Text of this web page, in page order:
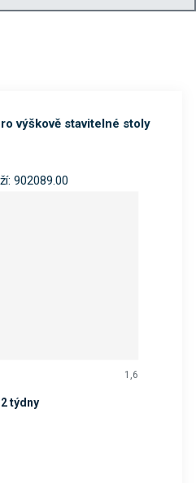
výškově stavitelné stoly
902089.00
1,6
týdny